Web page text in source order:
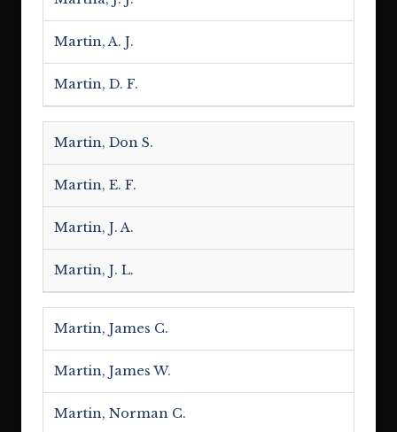
Martin, A. J.
Martin, D. F.
Martin, Don S.
Martin, E. F.
Martin, J. A.
Martin, J. L.
Martin, James C.
Martin, James W.
Martin, Norman C.